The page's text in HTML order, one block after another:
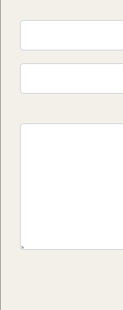
کاوش های
ما نگاهی
را پای صحبت یک تجربه ی
و مشکلات و نیز
اتفاق افتاده
در حوزه های